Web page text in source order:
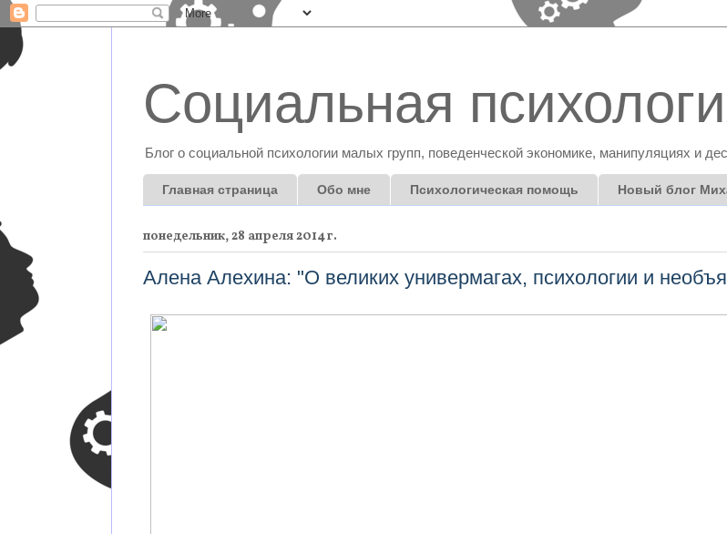
Социальная
Блог о социальной психологии малых групп, поведенческой экономике, манипуляциях и
Главная страница Обо мне Психологическая помощь Новый блог
понедельник, 28 апреля 2014 г.
Алена Алехина: "О великих универмагах, психологии и